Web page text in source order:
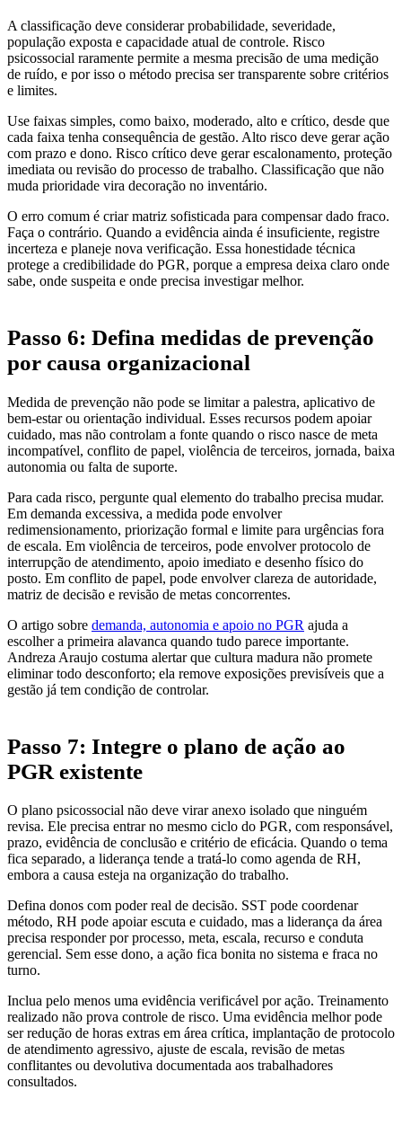
A classificação deve considerar probabilidade, severidade,
população exposta e capacidade atual de controle. Risco
psicossocial raramente permite a mesma precisão de uma medição
de ruído, e por isso o método precisa ser transparente sobre critérios
e limites.
Use faixas simples, como baixo, moderado, alto e crítico, desde que
cada faixa tenha consequência de gestão. Alto risco deve gerar ação
com prazo e dono. Risco crítico deve gerar escalonamento, proteção
imediata ou revisão do processo de trabalho. Classificação que não
muda prioridade vira decoração no inventário.
O erro comum é criar matriz sofisticada para compensar dado fraco.
Faça o contrário. Quando a evidência ainda é insuficiente, registre
incerteza e planeje nova verificação. Essa honestidade técnica
protege a credibilidade do PGR, porque a empresa deixa claro onde
sabe, onde suspeita e onde precisa investigar melhor.
Passo 6: Defina medidas de prevenção
por causa organizacional
Medida de prevenção não pode se limitar a palestra, aplicativo de
bem-estar ou orientação individual. Esses recursos podem apoiar
cuidado, mas não controlam a fonte quando o risco nasce de meta
incompatível, conflito de papel, violência de terceiros, jornada, baixa
autonomia ou falta de suporte.
Para cada risco, pergunte qual elemento do trabalho precisa mudar.
Em demanda excessiva, a medida pode envolver
redimensionamento, priorização formal e limite para urgências fora
de escala. Em violência de terceiros, pode envolver protocolo de
interrupção de atendimento, apoio imediato e desenho físico do
posto. Em conflito de papel, pode envolver clareza de autoridade,
matriz de decisão e revisão de metas concorrentes.
O artigo sobre demanda, autonomia e apoio no PGR ajuda a
escolher a primeira alavanca quando tudo parece importante.
Andreza Araujo costuma alertar que cultura madura não promete
eliminar todo desconforto; ela remove exposições previsíveis que a
gestão já tem condição de controlar.
Passo 7: Integre o plano de ação ao
PGR existente
O plano psicossocial não deve virar anexo isolado que ninguém
revisa. Ele precisa entrar no mesmo ciclo do PGR, com responsável,
prazo, evidência de conclusão e critério de eficácia. Quando o tema
fica separado, a liderança tende a tratá-lo como agenda de RH,
embora a causa esteja na organização do trabalho.
Defina donos com poder real de decisão. SST pode coordenar
método, RH pode apoiar escuta e cuidado, mas a liderança da área
precisa responder por processo, meta, escala, recurso e conduta
gerencial. Sem esse dono, a ação fica bonita no sistema e fraca no
turno.
Inclua pelo menos uma evidência verificável por ação. Treinamento
realizado não prova controle de risco. Uma evidência melhor pode
ser redução de horas extras em área crítica, implantação de protocolo
de atendimento agressivo, ajuste de escala, revisão de metas
conflitantes ou devolutiva documentada aos trabalhadores
consultados.